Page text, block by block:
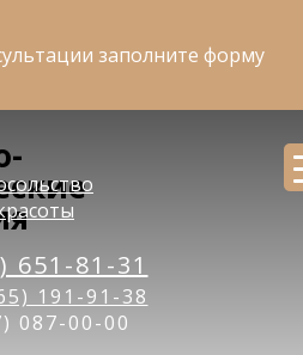
заполните форму
651-81-31
191-91-38
087-00-00